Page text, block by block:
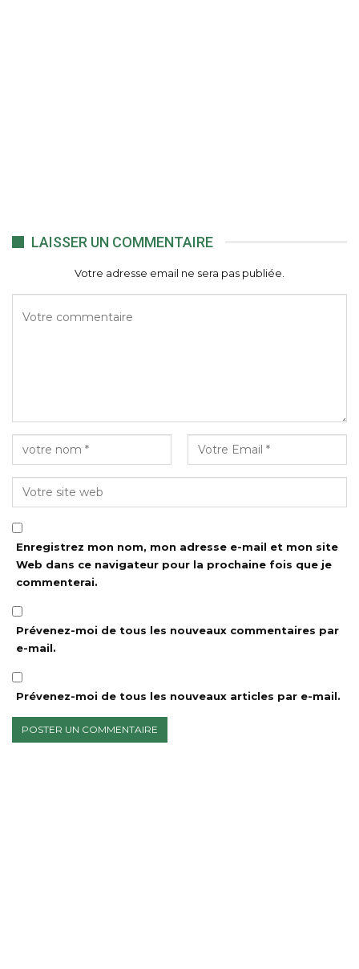
LAISSER UN COMMENTAIRE
Votre adresse email ne sera pas publiée.
Enregistrez mon nom, mon adresse e-mail et mon site
Web dans ce navigateur pour la prochaine fois que je
commenterai.
Prévenez-moi de tous les nouveaux commentaires par
e-mail.
Prévenez-moi de tous les nouveaux articles par e-mail.